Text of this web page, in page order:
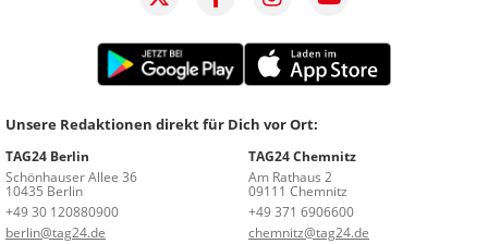
Unsere Redaktionen direkt für Dich vor Ort:
TAG24 Berlin
Schönhauser Allee 36
10435 Berlin
+49 30 120880900
berlin@tag24.de
TAG24 Chemnitz
Am Rathaus 2
09111 Chemnitz
+49 371 6906600
chemnitz@tag24.de